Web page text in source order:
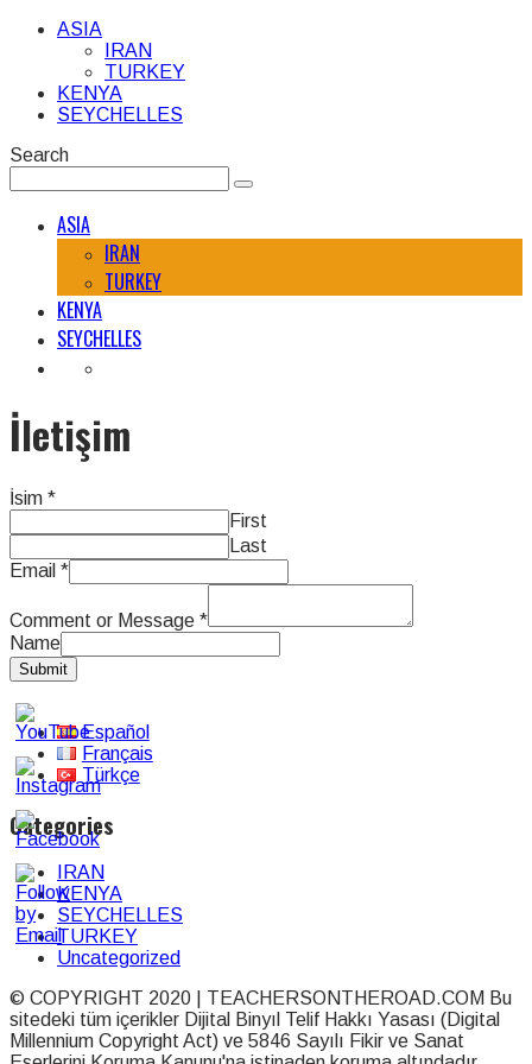
ASIA
IRAN
TURKEY
KENYA
SEYCHELLES
Search
ASIA
IRAN
TURKEY
KENYA
SEYCHELLES
İletişim
İsim *
First
Last
Email *
Comment or Message *
Name
Submit
Español
Français
Türkçe
Categories
IRAN
KENYA
SEYCHELLES
TURKEY
Uncategorized
© COPYRIGHT 2020 | TEACHERSONTHEROAD.COM Bu
sitedeki tüm içerikler Dijital Binyıl Telif Hakkı Yasası (Digital
Millennium Copyright Act) ve 5846 Sayılı Fikir ve Sanat